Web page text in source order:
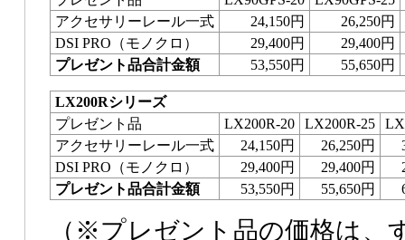
アクセサリーレール一式
24,150円
26,250円
DSI PRO（モノクロ）
29,400円
29,400円
プレゼント品合計金額
53,550円 55,650円
LX200Rシリーズ
プレゼント品
LX200R-20 LX200R-25
アクセサリーレール一式
24,150円 26,250円
DSI PRO（モノクロ）
29,400円 29,400円
プレゼント品合計金額
53,550円 55,650円
（※プレゼント品の価格は、